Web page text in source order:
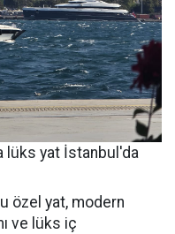
lüks yat İstanbul'da
özel yat, modern
ve lüks iç